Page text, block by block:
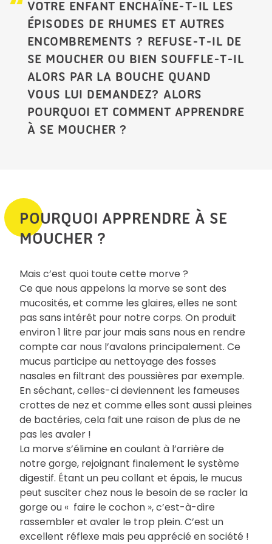
VOTRE ENFANT ENCHAÎNE-T-IL LES
ÉPISODES DE RHUMES ET AUTRES
ENCOMBREMENTS ? REFUSE-T-IL DE
SE MOUCHER OU BIEN SOUFFLE-T-IL
ALORS PAR LA BOUCHE QUAND
VOUS LUI DEMANDEZ? ALORS
POURQUOI ET COMMENT APPRENDRE
À SE MOUCHER ?
POURQUOI APPRENDRE À SE
MOUCHER ?
Mais c’est quoi toute cette morve ?
Ce que nous appelons la morve se sont des
mucosités, et comme les glaires, elles ne sont
pas sans intérêt pour notre corps. On produit
environ 1 litre par jour mais sans nous en rendre
compte car nous l’avalons principalement. Ce
mucus participe au nettoyage des fosses
nasales en filtrant des poussières par exemple.
En séchant, celles-ci deviennent les fameuses
crottes de nez et comme elles sont aussi pleines
de bactéries, cela fait une raison de plus de ne
pas les avaler !
La morve s’élimine en coulant à l’arrière de
notre gorge, rejoignant finalement le système
digestif. Étant un peu collant et épais, le mucus
peut susciter chez nous le besoin de se racler la
gorge ou « faire le cochon », c’est-à-dire
rassembler et avaler le trop plein. C’est un
excellent réflexe mais peu apprécié en société !